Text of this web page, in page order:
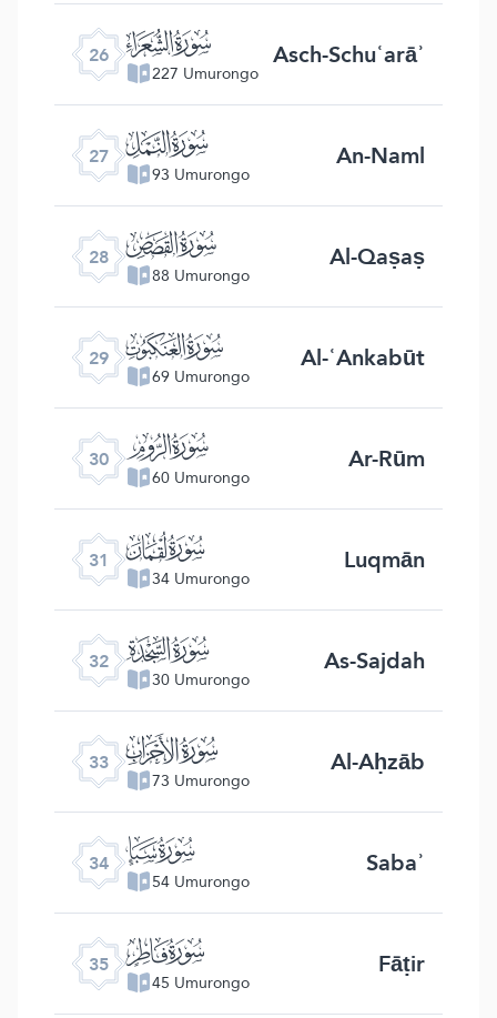
26 ﮦ
227 Umurongo Asch-Schuʿarāʾ
27 ﮧ
93 Umurongo An-Naml
28 ﮨ
88 Umurongo Al-Qaṣaṣ
29 ﮩ
69 Umurongo Al-ʿAnkabūt
30 ﮪ
60 Umurongo Ar-Rūm
31 ﮫ
34 Umurongo Luqmān
32 ﮬ
30 Umurongo As-Sajdah
33 ﮭ
73 Umurongo Al-Aḥzāb
34 ﮮ
54 Umurongo Sabaʾ
35 ﮯ
45 Umurongo Fāṭir